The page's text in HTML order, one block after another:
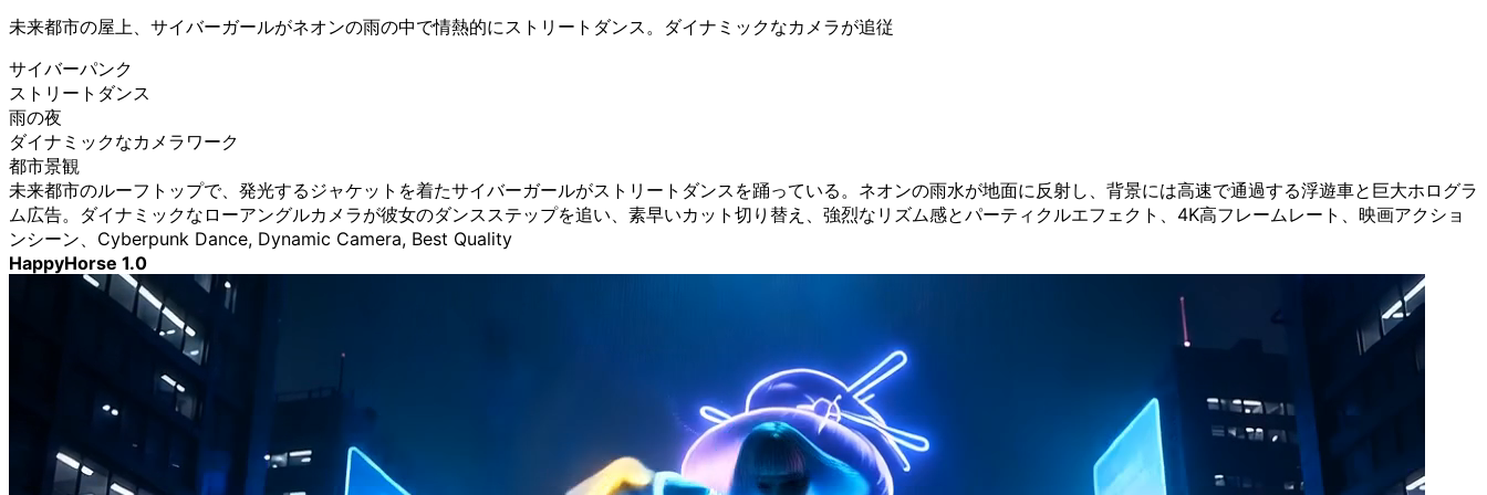
未来都市の屋上、サイバーガールがネオンの雨の中で情熱的にストリートダンス。ダイナミックなカメラが追従
サイバーパンク
ストリートダンス
雨の夜
ダイナミックなカメラワーク
都市景観
未来都市のルーフトップで、発光するジャケットを着たサイバーガールがストリートダンスを踊っている。ネオンの雨水が地面に反射し、背景には高速で通過する浮遊車と巨大ホログラ
ム広告。ダイナミックなローアングルカメラが彼女のダンスステップを追い、素早いカット切り替え、強烈なリズム感とパーティクルエフェクト、4K高フレームレート、映画アクショ
ンシーン、Cyberpunk Dance, Dynamic Camera, Best Quality
HappyHorse 1.0